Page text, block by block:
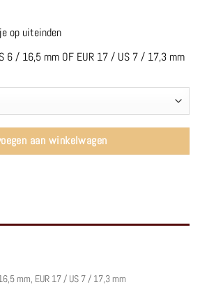
op uiteinden
6 / 16,5 mm OF EUR 17 / US 7 / 17,3 mm
aan winkelwagen
mm, EUR 17 / US 7 / 17,3 mm